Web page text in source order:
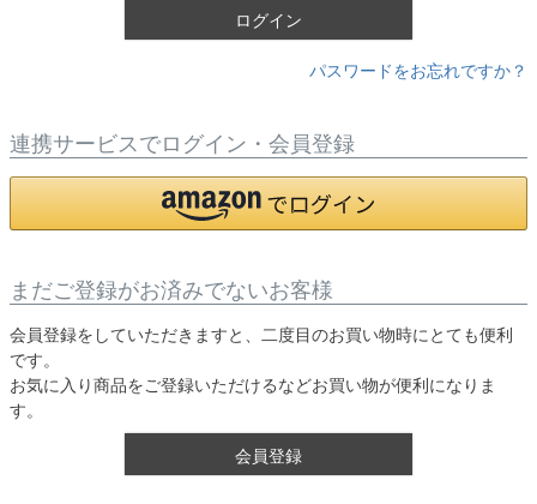
ログイン
パスワードをお忘れですか？
連携サービスでログイン・会員登録
まだご登録がお済みでないお客様
会員登録をしていただきますと、二度目のお買い物時にとても便利
です。
お気に入り商品をご登録いただけるなどお買い物が便利になりま
す。
会員登録